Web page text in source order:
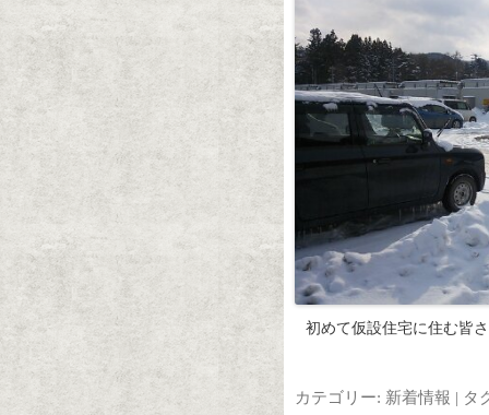
初めて仮設住宅に住む皆
カテゴリー: 新着情報 | タ